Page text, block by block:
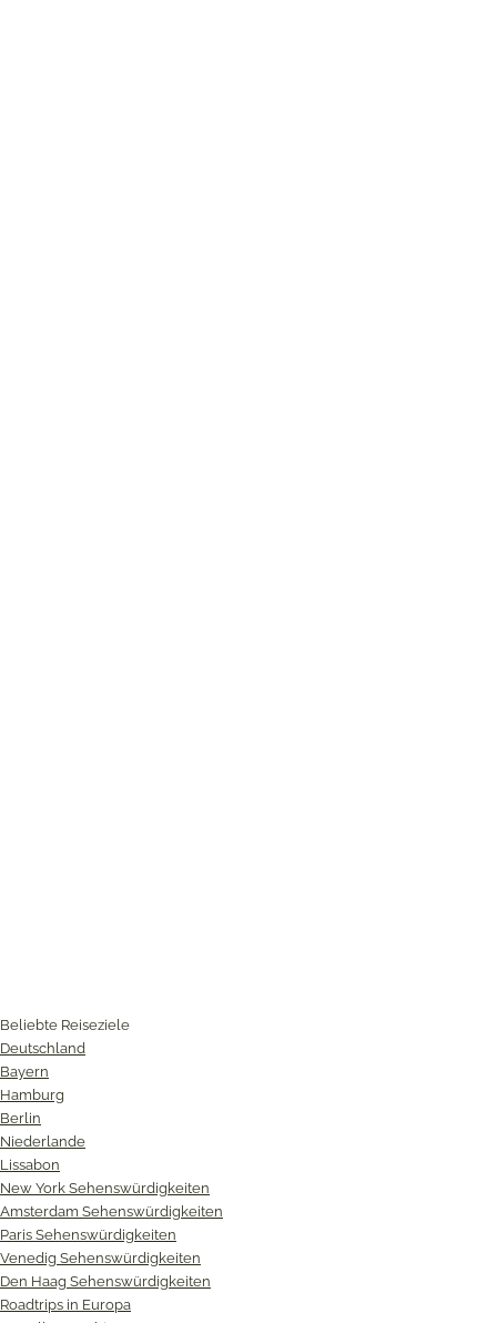
Beliebte Reiseziele
Deutschland
Bayern
Hamburg
Berlin
Niederlande
Lissabon
New York Sehenswürdigkeiten
Amsterdam Sehenswürdigkeiten
Paris Sehenswürdigkeiten
Venedig Sehenswürdigkeiten
Den Haag Sehenswürdigkeiten
Roadtrips in Europa